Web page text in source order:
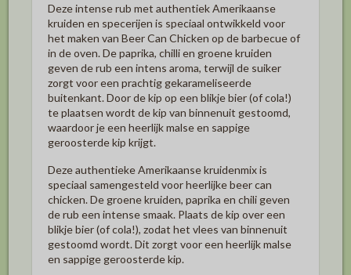
Deze intense rub met authentiek Amerikaanse
kruiden en specerijen is speciaal ontwikkeld voor
het maken van Beer Can Chicken op de barbecue of
in de oven. De paprika, chilli en groene kruiden
geven de rub een intens aroma, terwijl de suiker
zorgt voor een prachtig gekarameliseerde
buitenkant. Door de kip op een blikje bier (of cola!)
te plaatsen wordt de kip van binnenuit gestoomd,
waardoor je een heerlijk malse en sappige
geroosterde kip krijgt.
Deze authentieke Amerikaanse kruidenmix is
speciaal samengesteld voor heerlijke beer can
chicken. De groene kruiden, paprika en chili geven
de rub een intense smaak. Plaats de kip over een
blikje bier (of cola!), zodat het vlees van binnenuit
gestoomd wordt. Dit zorgt voor een heerlijk malse
en sappige geroosterde kip.